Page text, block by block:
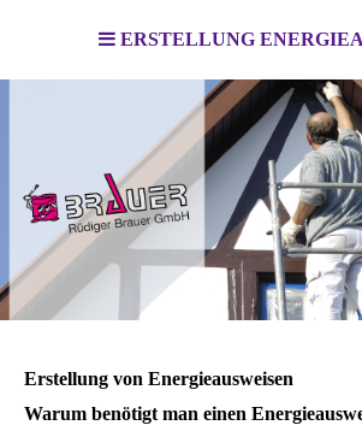
ERSTELLUNG
Erstellung von Energieausweisen
Warum benötigt man einen